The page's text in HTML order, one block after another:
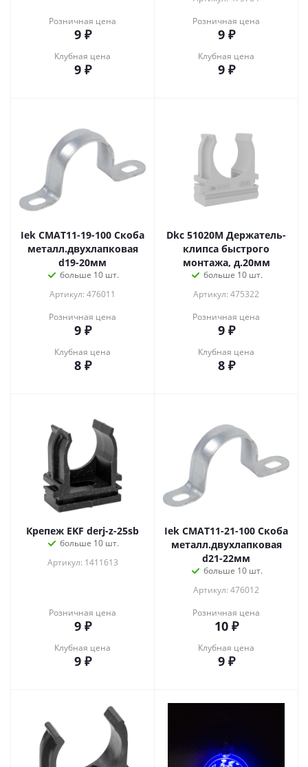
Розничная цена
9₽
Клубная цена
9₽
Розничная цена
9₽
Клубная цена
9₽
Iek CMAT11-19-100 Скоба
металл.двухлапковая
d19-20мм
больше 10 шт.
Артикул: 476011
Розничная цена
9₽
Клубная цена
8₽
Dkc 51020M Держатель-
клипса быстрого
монтажа, д.20мм
больше 10 шт.
Артикул: 475322
Розничная цена
9₽
Клубная цена
8₽
Крепеж EKF derj-z-25sb
больше 10 шт.
Артикул: 1411613
Розничная цена
9₽
Клубная цена
9₽
Iek CMAT11-21-100 Скоба
металл.двухлапковая
d21-22мм
больше 10 шт.
Артикул: 476012
Розничная цена
10₽
Клубная цена
9₽